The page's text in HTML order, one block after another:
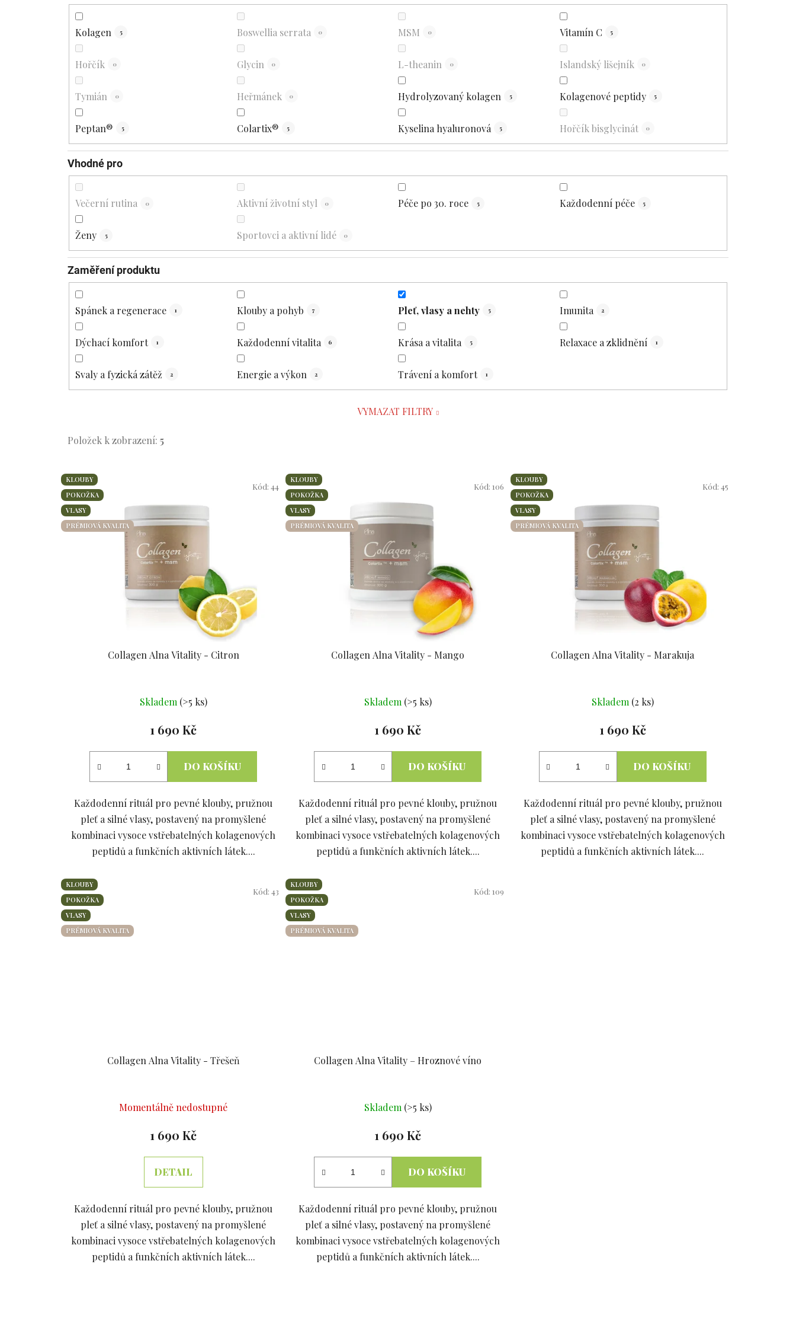
Kolagen 5 Boswellia serrata 0 MSM 0 Vitamín C 5
Hořčík 0 Glycin 0 L-theanin 0 Islandský lišejník 0
Tymián 0 Heřmánek 0 Hydrolyzovaný kolagen 5 Kolagenové peptidy 5
Peptan® 5 Colartix® 5 Kyselina hyaluronová 5 Hořčík bisglycinát 0
Vhodné pro
Večerní rutina 0 Aktivní životní styl 0 Péče po 30. roce 5 Každodenní péče 5
Ženy 5 Sportovci a aktivní lidé 0
Zaměření produktu
Spánek a regenerace 1 Klouby a pohyb 7 Pleť, vlasy a nehty 5 Imunita 2
Dýchací komfort 1 Každodenní vitalita 6 Krása a vitalita 5 Relaxace a zklidnění 1
Svaly a fyzická zátěž 2 Energie a výkon 2 Trávení a komfort 1
VYMAZAT FILTRY
Položek k zobrazení: 5
V
ý
p
i
s
KLOUBY
POKOŽKA
VLASY
PRÉMIOVÁ KVALITA
Collagen Alna Vitality - Citron
hodnocení
produktu
hvězdiček.
Skladem (>5 ks)
1 690 Kč
DO KOŠÍKU
Každodenní rituál pro pevné klouby, pružnou
pleť a silné vlasy, postavený na promyšlené
kombinaci vysoce vstřebatelných kolagenových
peptidů a funkčních aktivních látek....
Kód:44
KLOUBY
POKOŽKA
VLASY
PRÉMIOVÁ KVALITA
Collagen Alna Vitality - Mango
hodnocení
produktu
hvězdiček.
Skladem (>5 ks)
1 690 Kč
DO KOŠÍKU
Každodenní rituál pro pevné klouby, pružnou
pleť a silné vlasy, postavený na promyšlené
kombinaci vysoce vstřebatelných kolagenových
peptidů a funkčních aktivních látek....
Kód: 106
KLOUBY
POKOŽKA
VLASY
PRÉMIOVÁ KVALITA
Collagen Alna Vitality - Marakuja
hodnocení
produktu
hvězdiček.
Skladem (2 ks)
1 690 Kč
DO KOŠÍKU
Každodenní rituál pro pevné klouby, pružnou
pleť a silné vlasy, postavený na promyšlené
kombinaci vysoce vstřebatelných kolagenových
peptidů a funkčních aktivních látek....
Kód: 45
KLOUBY
POKOŽKA
VLASY
PRÉMIOVÁ KVALITA
Collagen Alna Vitality - Třešeň
hodnocení
produktu
5,0
z
hvězdiček.
Momentálně nedostupné
1 690 Kč
DETAIL
Každodenní rituál pro pevné klouby, pružnou
pleť a silné vlasy, postavený na promyšlené
kombinaci vysoce vstřebatelných kolagenových
peptidů a funkčních aktivních látek....
Kód:43
KLOUBY
POKOŽKA
VLASY
PRÉMIOVÁ KVALITA
Collagen Alna Vitality – Hroznové víno
hodnocení
produktu
hvězdiček.
Skladem (>5 ks)
1 690 Kč
DO KOŠÍKU
Každodenní rituál pro pevné klouby, pružnou
pleť a silné vlasy, postavený na promyšlené
kombinaci vysoce vstřebatelných kolagenových
peptidů a funkčních aktivních látek....
Kód: 109